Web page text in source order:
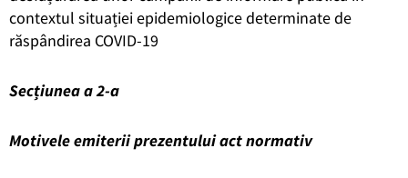
contextul situației epidemiologice determinate de
răspândirea COVID-19
Secțiunea a 2-a
Motivele emiterii prezentului act normativ